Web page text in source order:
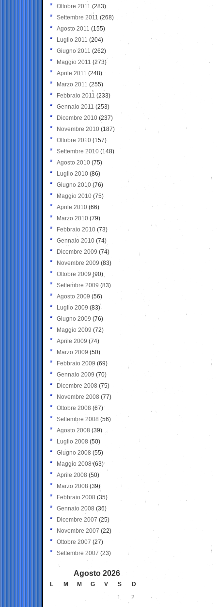
Ottobre 2011 (283)
Settembre 2011 (268)
Agosto 2011 (155)
Luglio 2011 (204)
Giugno 2011 (262)
Maggio 2011 (273)
Aprile 2011 (248)
Marzo 2011 (255)
Febbraio 2011 (233)
Gennaio 2011 (253)
Dicembre 2010 (237)
Novembre 2010 (187)
Ottobre 2010 (157)
Settembre 2010 (148)
Agosto 2010 (75)
Luglio 2010 (86)
Giugno 2010 (76)
Maggio 2010 (75)
Aprile 2010 (66)
Marzo 2010 (79)
Febbraio 2010 (73)
Gennaio 2010 (74)
Dicembre 2009 (74)
Novembre 2009 (83)
Ottobre 2009 (90)
Settembre 2009 (83)
Agosto 2009 (56)
Luglio 2009 (83)
Giugno 2009 (76)
Maggio 2009 (72)
Aprile 2009 (74)
Marzo 2009 (50)
Febbraio 2009 (69)
Gennaio 2009 (70)
Dicembre 2008 (75)
Novembre 2008 (77)
Ottobre 2008 (67)
Settembre 2008 (56)
Agosto 2008 (39)
Luglio 2008 (50)
Giugno 2008 (55)
Maggio 2008(63)
Aprile 2008 (50)
Marzo 2008 (39)
Febbraio 2008 (35)
Gennaio 2008 (36)
Dicembre 2007 (25)
Novembre 2007 (22)
Ottobre 2007 (27)
Settembre 2007 (23)
Agosto 2026
L M M G V S
D
1
2